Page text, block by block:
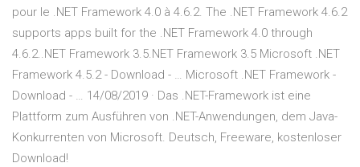
pour le .NET Framework 4.0 à 4.6.2. The .NET Framework 4.6.2
supports apps built for the .NET Framework 4.0 through
4.6.2..NET Framework 3.5.NET Framework 3.5 Microsoft .NET
Framework 4.5.2 - Download - … Microsoft .NET Framework -
Download - … 14/08/2019 · Das .NET-Framework ist eine
Plattform zum Ausführen von .NET-Anwendungen, dem Java-
Konkurrenten von Microsoft. Deutsch, Freeware, kostenloser
Download!